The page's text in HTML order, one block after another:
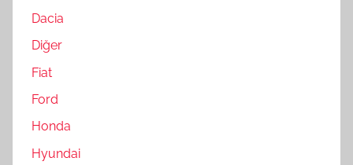
Dacia
Diğer
Fiat
Ford
Honda
Hyundai